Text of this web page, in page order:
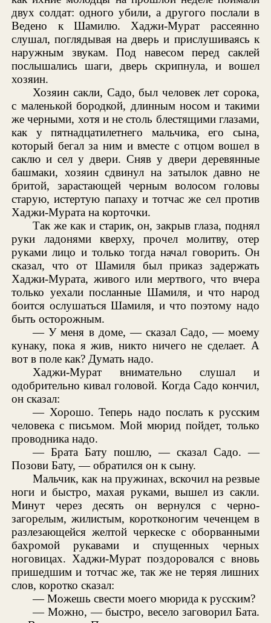
двух солдат: одного убили, а другого послали в
Ведено к Шамилю. Хаджи-Мурат рассеянно
слушал, поглядывая на дверь и прислушиваясь к
наружным звукам. Под навесом перед саклей
послышались шаги, дверь скрипнула, и вошел
хозяин.
Хозяин сакли, Садо, был человек лет сорока,
с маленькой бородкой, длинным носом и такими
же черными, хотя и не столь блестящими глазами,
как у пятнадцатилетнего мальчика, его сына,
который бегал за ним и вместе с отцом вошел в
саклю и сел у двери. Сняв у двери деревянные
башмаки, хозяин сдвинул на затылок давно не
бритой, зарастающей черным волосом головы
старую, истертую папаху и тотчас же сел против
Хаджи-Мурата на корточки.
Так же как и старик, он, закрыв глаза, поднял
руки ладонями кверху, прочел молитву, отер
руками лицо и только тогда начал говорить. Он
сказал, что от Шамиля был приказ задержать
Хаджи-Мурата, живого или мертвого, что вчера
только уехали посланные Шамиля, и что народ
боится ослушаться Шамиля, и что поэтому надо
быть осторожным.
— У меня в доме, — сказал Садо, — моему
кунаку, пока я жив, никто ничего не сделает. А
вот в поле как? Думать надо.
Хаджи-Мурат внимательно слушал и
одобрительно кивал головой. Когда Садо кончил,
он сказал:
— Хорошо. Теперь надо послать к русским
человека с письмом. Мой мюрид пойдет, только
проводника надо.
— Брата Бату пошлю, — сказал Садо. —
Позови Бату, — обратился он к сыну.
Мальчик, как на пружинах, вскочил на резвые
ноги и быстро, махая руками, вышел из сакли.
Минут через десять он вернулся с черно-
загорелым, жилистым, коротконогим чеченцем в
разлезающейся желтой черкеске с оборванными
бахромой рукавами и спущенных черных
ноговицах. Хаджи-Мурат поздоровался с вновь
пришедшим и тотчас же, так же не теряя лишних
слов, коротко сказал:
— Можешь свести моего мюрида к русским?
— Можно, — быстро, весело заговорил Бата.